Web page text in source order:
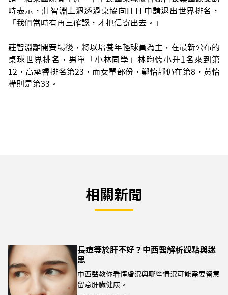
時表示，莊智淵上週透過桌協向ITTF申請退出世界排名，
「我們當時有再三確認，才把信寄出去。」
莊智淵離開賽場後，將以培養年輕球員為主，在最新公布的
桌球世界排名，男單「小林同學」林昀儒小升1名來到第
12，高承睿排名第23，而女單部份，鄭怡靜仍在第8，黃怡
樺則是第33。
相關新聞
長痘等於肝不好？中西醫解析觀點與迷
思
中西醫教你看懂膚況與哪些情況可能需要留意
留意肝臟健康。